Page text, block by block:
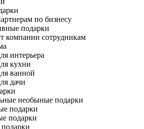
по бизнесу
подарки
компании сотрудникам
интерьера
кухни
ванной
дачи
необыные подарки
подарки
подарки